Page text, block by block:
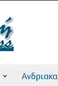
Ανδριακα